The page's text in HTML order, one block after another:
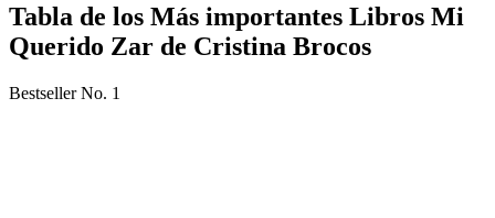
Tabla de los Más importantes Libros Mi
Querido Zar de Cristina Brocos
Bestseller No. 1